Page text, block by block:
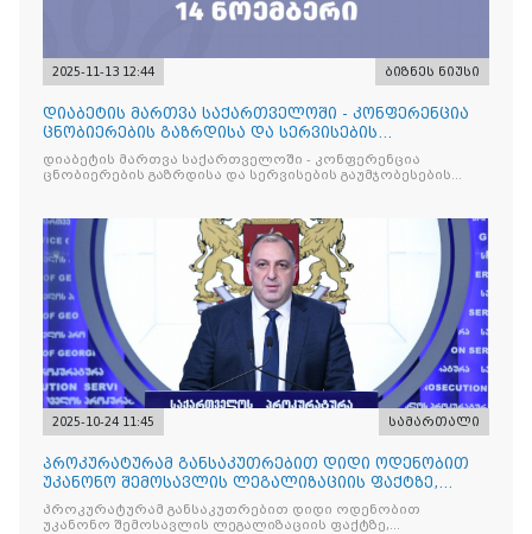
2025-11-13 12:44 ბიზნეს ნიუსი
დიაბეტის მართვა საქართველოში - კონფერენცია
ცნობიერების გაზრდისა და სერვისების
გაუმჯობესების მიზნით
დიაბეტის მართვა საქართველოში - კონფერენცია
ცნობიერების გაზრდისა და სერვისების გაუმჯობესების
2025-10-24 11:45 სამართალი
პროკურატურამ განსაკუთრებით დიდი ოდენობით
უკანონო შემოსავლის ლეგალიზაციის ფაქტზე,
საქართველოს ყოფილ პ
პროკურატურამ განსაკუთრებით დიდი ოდენობით
უკანონო შემოსავლის ლეგალიზაციის ფაქტზე,